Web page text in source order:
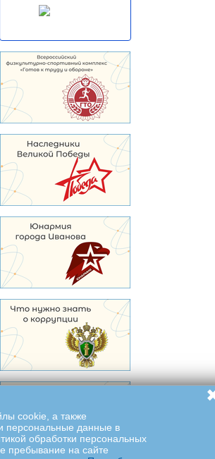
cookie, а также
персональные данные в
обработки персональных
пребывание на сайте